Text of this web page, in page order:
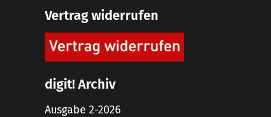
Vertrag widerrufen
digit! Archiv
Ausgabe 2-2026